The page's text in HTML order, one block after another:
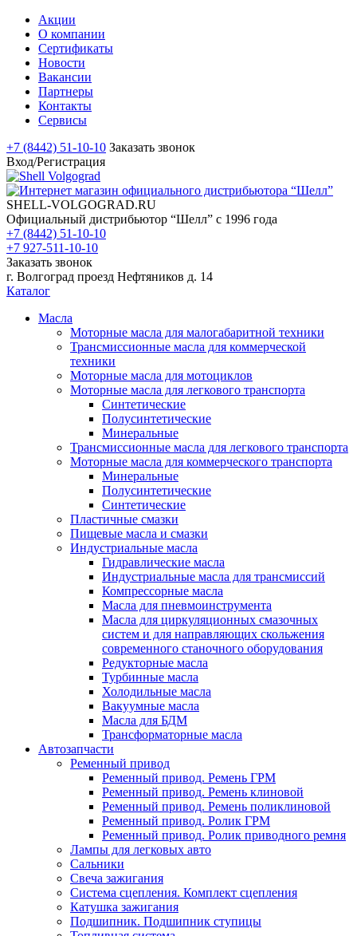
Акции
О компании
Сертификаты
Новости
Вакансии
Партнеры
Контакты
Сервисы
+7 (8442) 51-10-10 Заказать звонок
Вход/Регистрация
SHELL-VOLGOGRAD.RU
Официальный дистрибьютор “Шелл” с 1996 года
+7 (8442) 51-10-10
+7 927-511-10-10
Заказать звонок
г. Волгоград проезд Нефтяников д. 14
Каталог
Масла
Моторные масла для малогабаритной техники
Трансмиссионные масла для коммерческой
техники
Моторные масла для мотоциклов
Моторные масла для легкового транспорта
Синтетические
Полусинтетические
Минеральные
Трансмиссионные масла для легкового транспорта
Моторные масла для коммерческого транспорта
Минеральные
Полусинтетические
Синтетические
Пластичные смазки
Пищевые масла и смазки
Индустриальные масла
Гидравлические масла
Индустриальные масла для трансмиссий
Компрессорные масла
Масла для пневмоинструмента
Масла для циркуляционных смазочных
систем и для направляющих скольжения
современного станочного оборудования
Редукторные масла
Турбинные масла
Холодильные масла
Вакуумные масла
Масла для БДМ
Трансформаторные масла
Автозапчасти
Ременный привод
Ременный привод. Ремень ГРМ
Ременный привод. Ремень клиновой
Ременный привод. Ремень поликлиновой
Ременный привод. Ролик ГРМ
Ременный привод. Ролик приводного ремня
Лампы для легковых авто
Сальники
Свеча зажигания
Система сцепления. Комплект сцепления
Катушка зажигания
Подшипник. Подшипник ступицы